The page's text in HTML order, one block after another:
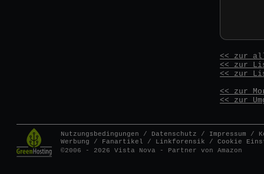
<< zur
<< zur
<< zur
<< zur
<< zur
Nutzungsbedingungen / Datenschutz / Impressum /
Werbung / Fanartikel / Linkforensik / Cookie
©2006 - 2026 Vista Nova - Partner von Amazon